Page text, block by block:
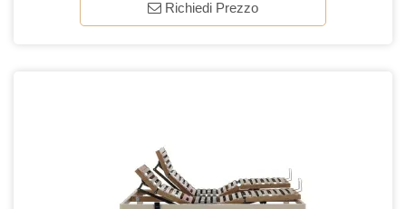
Richiedi Prezzo